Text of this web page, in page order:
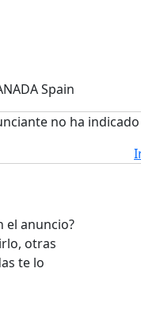
Spain
no ha
el anuncio?
otras
te lo